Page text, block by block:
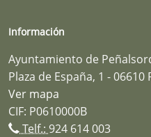
Información
Ayuntamiento de
Plaza de España, 1 -
Ver mapa
CIF: P0610000B
Telf.: 924 614 003